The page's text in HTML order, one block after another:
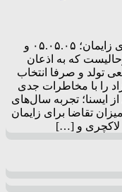
ردیف کردن اعداد رُند و صف پشت اتاق‌های زایمان؛ ۰۵.۰۵.۰۵ و
که به اذعان
تولد و صرفا انتخاب
را با مخاطرات جدی
ایسنا؛ تجربه سال‌های
تقاضا برای زایمان
لاکچری و […]